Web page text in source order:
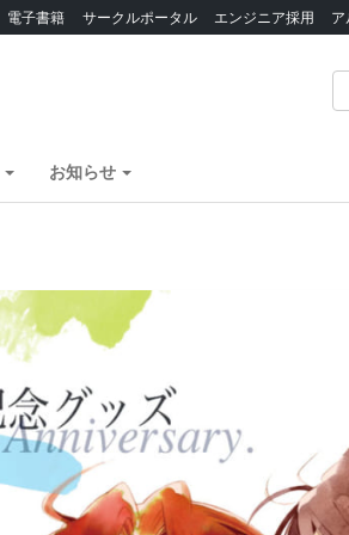
電子書籍 サークルポータル エンジニア採用
お知らせ